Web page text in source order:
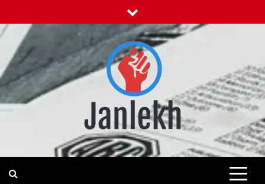
to
content
News for Public